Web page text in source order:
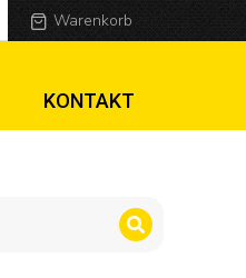
Warenkorb
KONTAKT